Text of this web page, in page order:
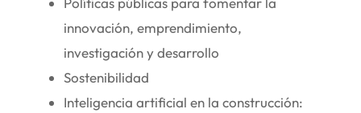
innovación, emprendimiento,
investigación y desarrollo
Sostenibilidad
Inteligencia artificial en la construcción: